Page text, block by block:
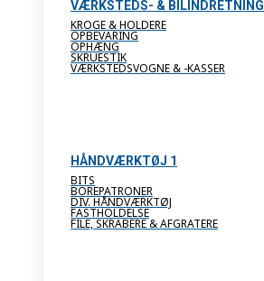
VÆRKSTEDS- & BILINDRETNING
KROGE & HOLDERE
OPBEVARING
OPHÆNG
SKRUESTIK
VÆRKSTEDSVOGNE & -KASSER
HÅNDVÆRKTØJ 1
BITS
BOREPATRONER
DIV. HÅNDVÆRKTØJ
FASTHOLDELSE
FILE, SKRABERE & AFGRATERE